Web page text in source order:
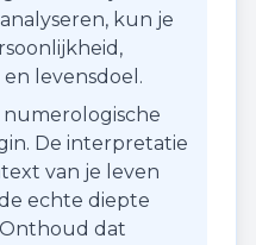
kun je
levensdoel.
De interpretatie
van je leven
echte diepte
dat